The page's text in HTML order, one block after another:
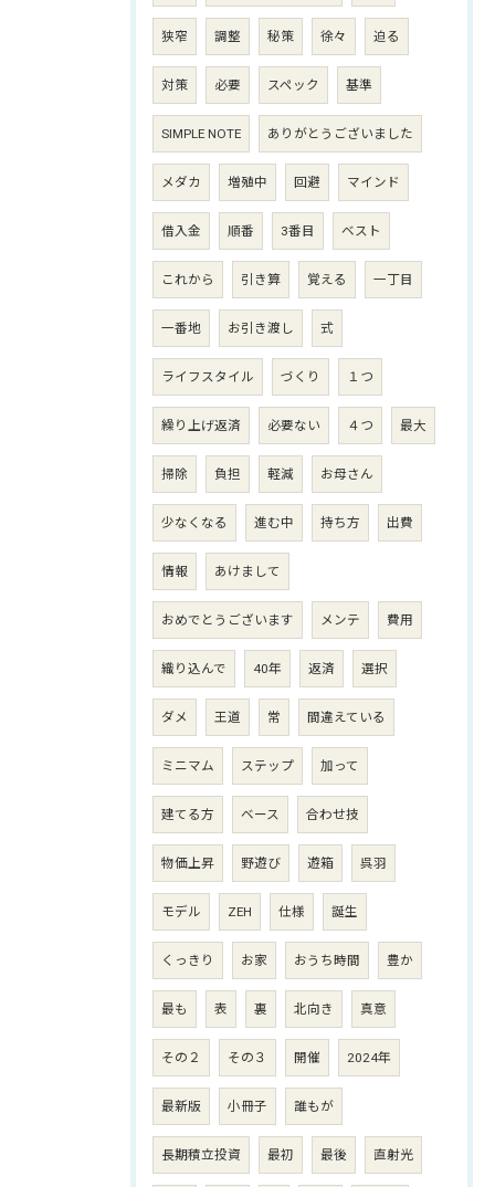
狭窄 調整 秘策 徐々 迫る
対策 必要 スペック 基準
SIMPLE NOTE ありがとうございました
メダカ 増殖中 回避 マインド
借入金 順番 3番目 ベスト
これから 引き算 覚える 一丁目
一番地 お引き渡し 式
ライフスタイル づくり １つ
繰り上げ返済 必要ない ４つ 最大
掃除 負担 軽減 お母さん
少なくなる 進む中 持ち方 出費
情報 あけまして
おめでとうございます メンテ 費用
織り込んで 40年 返済 選択
ダメ 王道 常 間違えている
ミニマム ステップ 加って
建てる方 ベース 合わせ技
物価上昇 野遊び 遊箱 呉羽
モデル ZEH 仕様 誕生
くっきり お家 おうち時間 豊か
最も 表 裏 北向き 真意
その２ その３ 開催 2024年
最新版 小冊子 誰もが
長期積立投資 最初 最後 直射光